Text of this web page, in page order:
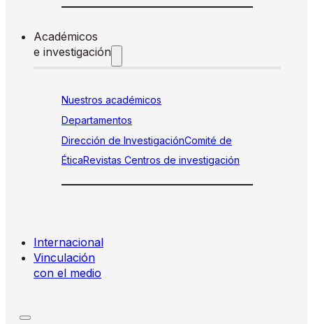
Académicos
e investigación
Nuestros académicos
Departamentos
Dirección de InvestigaciónComité de
ÉticaRevistas Centros de investigación
Internacional
Vinculación
con el medio